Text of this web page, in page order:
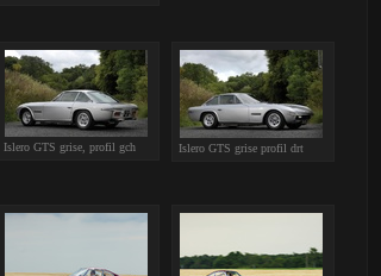
Islero GTS grise, profil gch Islero GTS grise profil drt